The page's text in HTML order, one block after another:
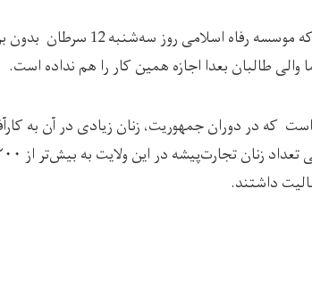
به گفته‌ی این منبع، قرار بود که
والی طالبان بعدا اجازه همین کار را هم نداده است.
که در دوران جمهوریت، زنان زیادی در آن به
داشتند.